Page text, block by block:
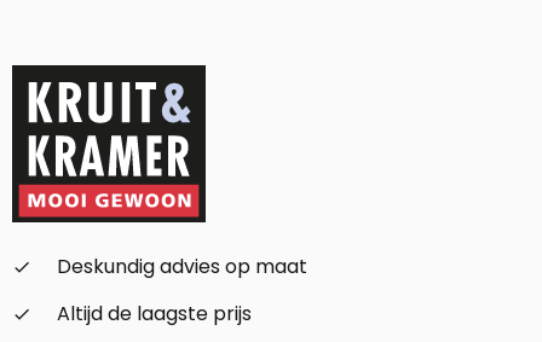
check_small
Deskundig advies op maat
check_small
Altijd de laagste prijs